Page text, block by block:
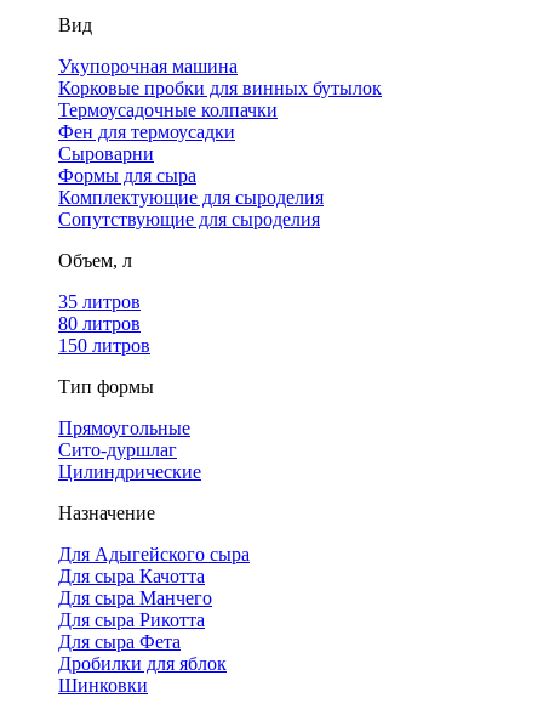
Вид
Укупорочная машина
Корковые пробки для винных бутылок
Термоусадочные колпачки
Фен для термоусадки
Сыроварни
Формы для сыра
Комплектующие для сыроделия
Сопутствующие для сыроделия
Объем, л
35 литров
80 литров
150 литров
Тип формы
Прямоугольные
Сито-дуршлаг
Цилиндрические
Назначение
Для Адыгейского сыра
Для сыра Качотта
Для сыра Манчего
Для сыра Рикотта
Для сыра Фета
Дробилки для яблок
Шинковки